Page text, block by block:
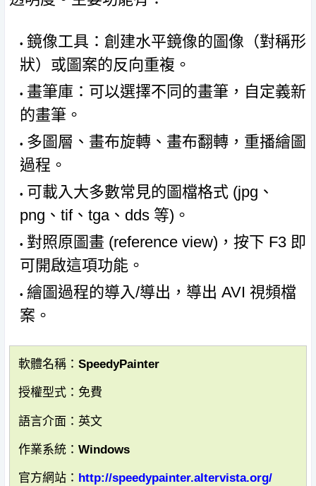
鏡像工具：創建水平鏡像的圖像（對稱形
狀）或圖案的反向重複。
畫筆庫：可以選擇不同的畫筆，自定義新
的畫筆。
多圖層、畫布旋轉、畫布翻轉，重播繪圖
過程。
可載入大多數常見的圖檔格式 (jpg、
png、tif、tga、dds 等)。
對照原圖畫 (reference view)，按下 F3 即
可開啟這項功能。
繪圖過程的導入/導出，導出 AVI 視頻檔
案。
軟體名稱：SpeedyPainter
授權型式：免費
語言介面：英文
作業系統：Windows
官方網站： http://speedypainter.altervista.org/